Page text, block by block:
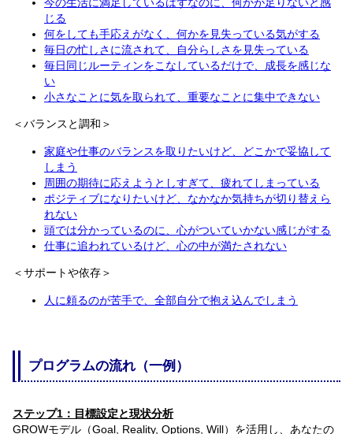
じる
何をしても手応えがなく、何かを見失っている気がする
毎日の忙しさに流されて、自分らしさを見失っている
毎日同じルーティンをこなしているだけで、成長を感じな
い
小さなことに気を取られて、重要なことに集中できない
＜バランスと調和＞
家庭や仕事のバランスを取りたいけど、どこかで妥協して
しまう
周囲の期待に応えようとしすぎて、疲れてしまっている
ポジティブになりたいけど、なかなか気持ちが切り替えら
れない
頭では分かっているのに、心がついていかない感じがする
仕事に追われているけど、心の中が満たされない
＜サポートや依存＞
人に頼るのが苦手で、全部自分で抱え込んでしまう
プログラムの流れ（一例）
ステップ1：目標設定と現状分析
GROWモデル（Goal, Reality, Options, Will）を活用し、あなたの